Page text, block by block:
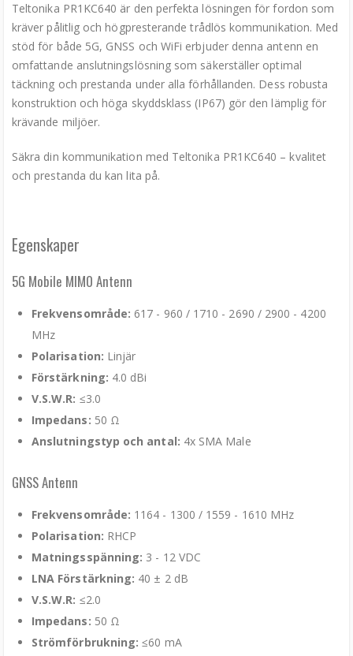
Teltonika PR1KC640 är den perfekta lösningen för fordon som
kräver pålitlig och högpresterande trådlös kommunikation. Med
stöd för både 5G, GNSS och WiFi erbjuder denna antenn en
omfattande anslutningslösning som säkerställer optimal
täckning och prestanda under alla förhållanden. Dess robusta
konstruktion och höga skyddsklass (IP67) gör den lämplig för
krävande miljöer.
Säkra din kommunikation med Teltonika PR1KC640 – kvalitet
och prestanda du kan lita på.
Egenskaper
5G Mobile MIMO Antenn
Frekvensområde: 617 - 960 / 1710 - 2690 / 2900 - 4200
MHz
Polarisation: Linjär
Förstärkning: 4.0 dBi
V.S.W.R: ≤3.0
Impedans: 50 Ω
Anslutningstyp och antal: 4x SMA Male
GNSS Antenn
Frekvensområde: 1164 - 1300 / 1559 - 1610 MHz
Polarisation: RHCP
Matningsspänning: 3 - 12 VDC
LNA Förstärkning: 40 ± 2 dB
V.S.W.R: ≤2.0
Impedans: 50 Ω
Strömförbrukning: ≤60 mA